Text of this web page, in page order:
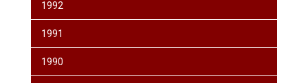
1992
1991
1990